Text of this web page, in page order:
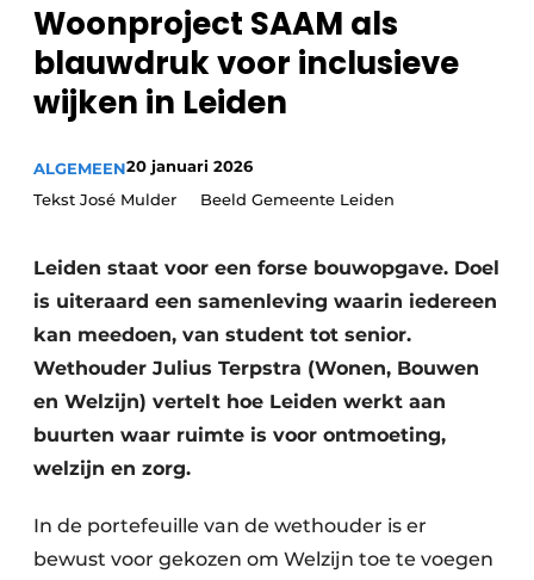
Jubileumboek
Meest gelezen
Nieuwsbrief
Privacy / Cookie statement
Video’s
Ziekenhuizen
Woonzorg & Verpleeghuizen
Laboratoria
Woonproject SAAM als
blauwdruk voor inclusieve
wijken in Leiden
ALGEMEEN20 januari 2026
Tekst José Mulder Beeld Gemeente Leiden
Leiden staat voor een forse bouwopgave. Doel
is uiteraard een samenleving waarin iedereen
kan meedoen, van student tot senior.
Wethouder Julius Terpstra (Wonen, Bouwen
en Welzijn) vertelt hoe Leiden werkt aan
buurten waar ruimte is voor ontmoeting,
welzijn en zorg.
In de portefeuille van de wethouder is er
bewust voor gekozen om Welzijn toe te voegen